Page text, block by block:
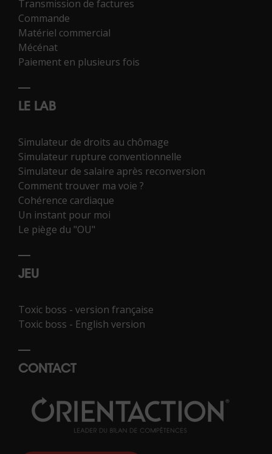
Transmission de factures
Commande
Matériel commercial
Mécénat
Paiement en plusieurs fois
LE LAB
Simulateur de droits au chômage
Simulateur rupture conventionnelle
Simulateur de salaire après reconversion
Comment trouver ma voie ?
Cohérence cardiaque
Un instant pour moi
Le piège du "OU"
JEU
Toxic boss - version française
Toxic boss - English version
CONTACT